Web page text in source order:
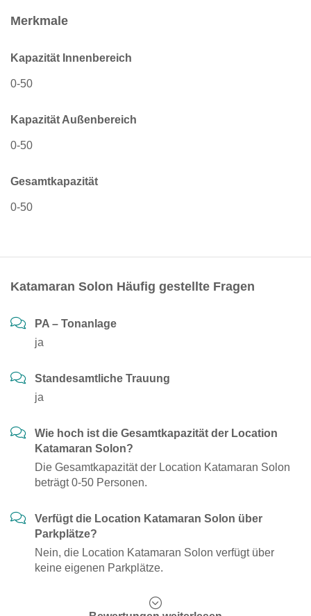
Merkmale
Kapazität Innenbereich
0-50
Kapazität Außenbereich
0-50
Gesamtkapazität
0-50
Katamaran Solon Häufig gestellte Fragen
PA – Tonanlage
ja
Standesamtliche Trauung
ja
Wie hoch ist die Gesamtkapazität der Location
Katamaran Solon?
Die Gesamtkapazität der Location Katamaran Solon
beträgt 0-50 Personen.
Verfügt die Location Katamaran Solon über
Parkplätze?
Nein, die Location Katamaran Solon verfügt über
keine eigenen Parkplätze.